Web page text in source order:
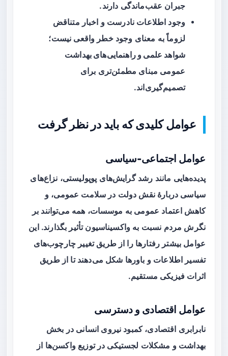
جبران عقب‌ماندگی دارند.
وجود اطلاعات نادرست و اخبار متناقض
لزوماً به معنای وجود خطر واقعی نیست؛
شواهد علمی و راهنمایی‌های بهداشت
عمومی مبنای مطمئن‌تری برای
تصمیم‌گیری‌اند.
عوامل کلیدی که باید در نظر گرفت
عوامل اجتماعی-سیاسی
پدیده‌هایی مانند رشد گرایش‌های پوپولیستی، نزاع‌های
سیاسی دربارۀ نقش دولت در سلامت عمومی، و
کاهش اعتماد عمومی به موسسات، همه می‌توانند بر
نگرش مردم نسبت به واکسیناسیون تأثیر بگذارند. این
عوامل بیشتر رفتارها را از طریق تغییر چارچوب‌های
تفسیر اطلاعات و باورها شکل می‌دهند تا از طریق
اثرات فیزیکی مستقیم.
عوامل اقتصادی و دسترسی
نابرابری اقتصادی، کمبود نیروی انسانی در بخش
بهداشت و مشکلات لجستیکی در توزیع واکسن‌ها از